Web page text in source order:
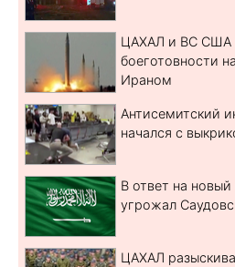
ЦАХАЛ и ВС США
боеготовности
Ираном
Антисемитский
начался с
В ответ на
угрожал
ЦАХАЛ